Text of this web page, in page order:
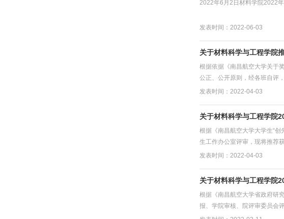
2022年6月2日材料学院2022
发表时间：2022-06-03
关于材料科学与工程学院
根据依据《南昌航空大学关于
公正、公开原则，经各班自评
发表时间：2022-04-03
关于材料科学与工程学院
根据《南昌航空大学大学生“
生工作办公室评审，现将推荐
发表时间：2022-04-03
关于材料科学与工程学院
根据《南昌航空大学省政府研
报、学院审核、院评审委员会